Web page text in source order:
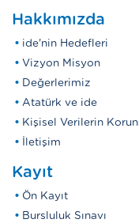
Hakkımızda
ide'nin Hedefleri
Vizyon Misyon
Değerlerimiz
Atatürk ve ide
Kişisel Verilerin
İletişim
Kayıt
Ön Kayıt
Bursluluk Sınavı